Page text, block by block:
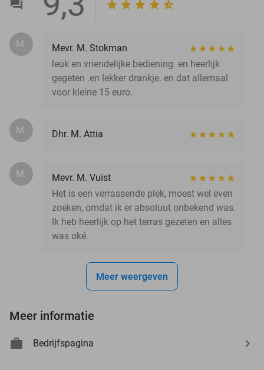
M.
Mevr. M. Stokman
leuk en vriendelijke bediening. en heerlijk
gegeten .en lekker drankje. en dat allemaal
voor kleine 15 euro.
M. Dhr. M. Attia
M.
Mevr. M. Vuist
Het is een verrassende plek, moest wel even
zoeken, omdat ik er absoluut onbekend was.
Ik heb heerlijk op het terras gezeten en alles
was oké.
Meer weergeven
Meer informatie
Bedrijfspagina